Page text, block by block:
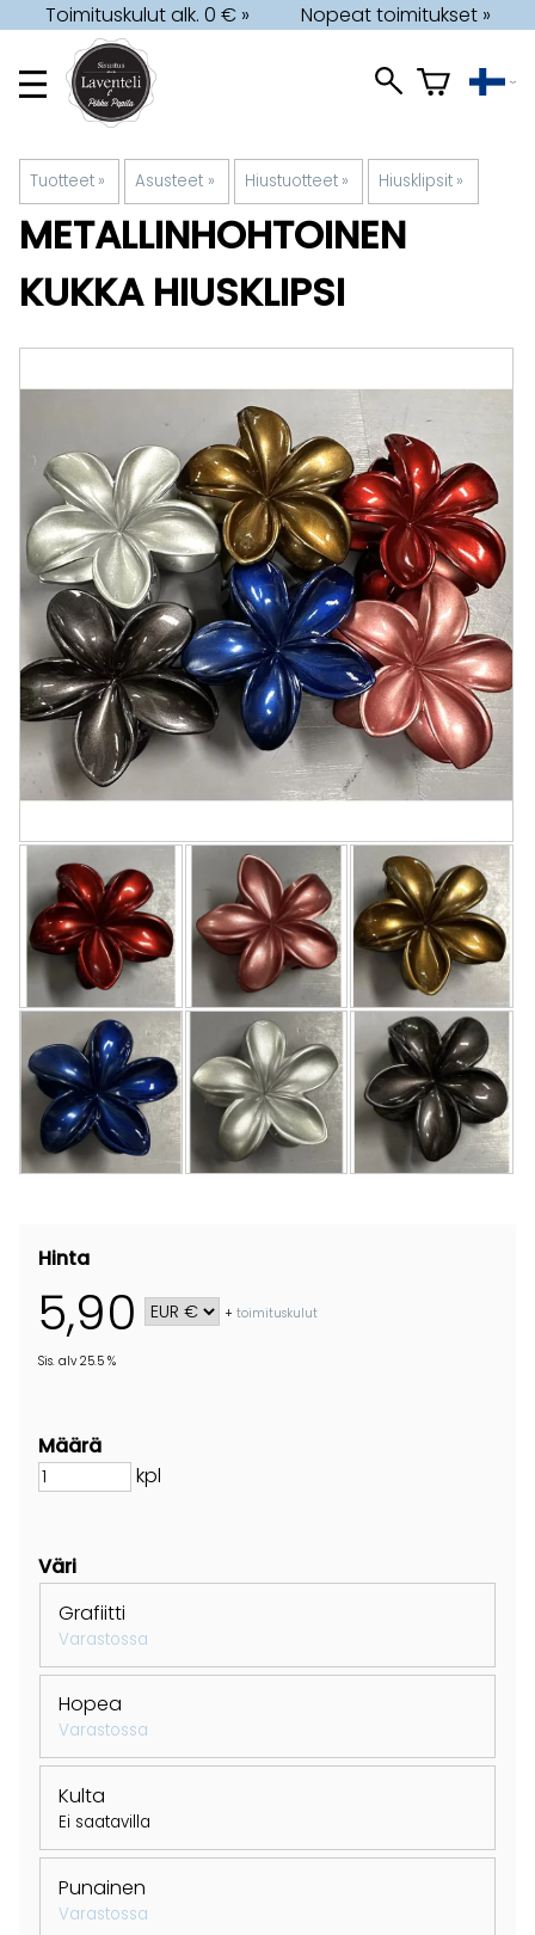
Toimituskulut alk. 0 € » Nopeat toimitukset »
Tuotteet ‪» Asusteet ‪» Hiustuotteet ‪» Hiusklipsit ‪»
METALLINHOHTOINEN
KUKKA HIUSKLIPSI
Hinta
5,90 +toimituskulut
Sis. alv 25.5 %
Määrä
kpl
Väri
Grafiitti
Varastossa
Hopea
Varastossa
Kulta
Ei saatavilla
Punainen
Varastossa